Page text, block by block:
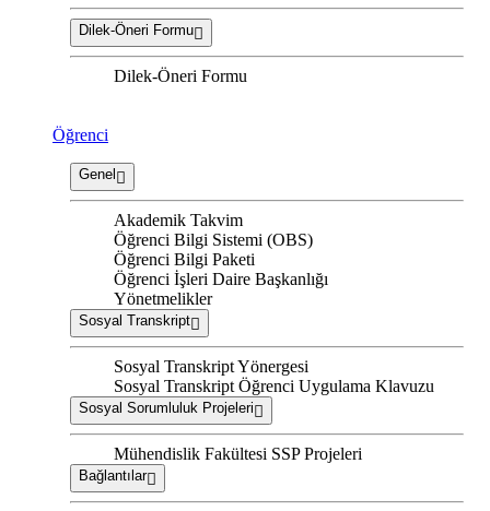
Dilek-Öneri Formu
Dilek-Öneri Formu
Öğrenci
Genel
Akademik Takvim
Öğrenci Bilgi Sistemi (OBS)
Öğrenci Bilgi Paketi
Öğrenci İşleri Daire Başkanlığı
Yönetmelikler
Sosyal Transkript
Sosyal Transkript Yönergesi
Sosyal Transkript Öğrenci Uygulama Klavuzu
Sosyal Sorumluluk Projeleri
Mühendislik Fakültesi SSP Projeleri
Bağlantılar